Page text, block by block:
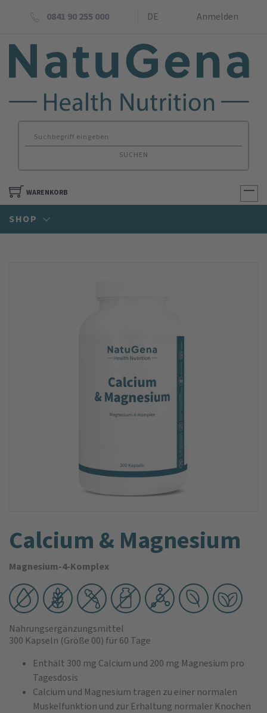
0841 90 255 000 DE Anmelden
SUCHEN
WARENKORB
SHOP
Calcium & Magnesium
Magnesium-4-Komplex
Nahrungsergänzungsmittel
300 Kapseln (Größe 00) für 60 Tage
Enthält 300 mg Calcium und 200 mg Magnesium pro
Tagesdosis
Calcium und Magnesium tragen zu einer normalen
Muskelfunktion und zur Erhaltung normaler Knochen